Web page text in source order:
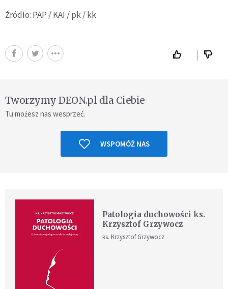
Źródło: PAP / KAI / pk / kk
Tworzymy DEON.pl dla Ciebie
Tu możesz nas wesprzeć.
WSPOMÓŻ NAS
Patologia duchowości ks.
Krzysztof Grzywocz
ks. Krzysztof Grzywocz